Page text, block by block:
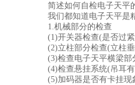
简述如何自检电子天平
我们都知道电子天平是
1.机械部分的检查
(1)开关器检查(是否过
(2)立柱部分检查(立柱
(3)检查电子天平横梁
(4)检查悬挂系统(吊耳
(5)加码器是否有卡挂现